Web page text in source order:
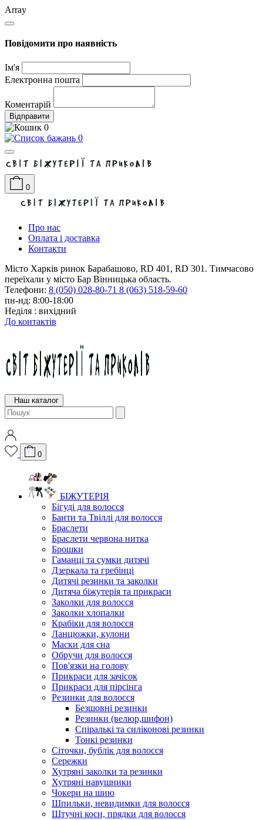
Array
Повідомити про наявність
Ім'я
Електронна пошта
Коментарій
Відправити
0
0
0
Про нас
Оплата і доставка
Контакти
Місто Харків ринок Барабашово, RD 401, RD 301. Тимчасово
переїхали у місто Бар Вінницька область.
Телефони: 8 (050) 028-80-71 8 (063) 518-59-60
пн-нд: 8:00-18:00
Неділя : вихідний
До контактів
Наш каталог
0
БІЖУТЕРІЯ
Бігуді для волосся
Банти та Твіллі для волосся
Браслети
Браслети червона нитка
Брошки
Гаманці та сумки дитячі
Дзеркала та гребінці
Дитячі резинки та заколки
Дитяча біжутерія та прикраси
Заколки для волосся
Заколки хлопалки
Крабіки для волосся
Ланцюжки, кулони
Маски для сна
Обручи для волосся
Пов'язки на голову
Прикраси для зачісок
Прикраси для пірсінга
Резинки для волосся
Безшовні резинки
Резинки (велюр,шифон)
Спіралькі та силіконові резинки
Тонкі резинки
Сіточки, бублік для волосся
Сережки
Хутряні заколки та резинки
Хутряні навушники
Чокери на шию
Шпильки, невидимки для волосся
Штучні коси, прядки для волосся